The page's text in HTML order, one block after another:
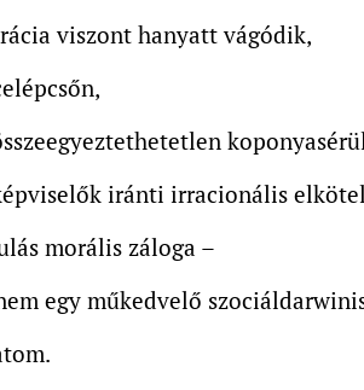
viszont hanyatt vágódik,
iránti irracionális
morális záloga –
egy műkedvelő